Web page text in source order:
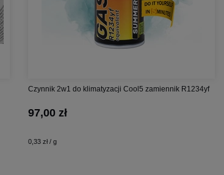
Czynnik 2w1 do klimatyzacji Cool5 zamiennik R1234yf
97,00 zł
0,33 zł / g